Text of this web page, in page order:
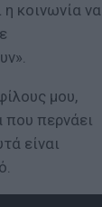
η κοινωνία να
μου,
που περνάει
είναι